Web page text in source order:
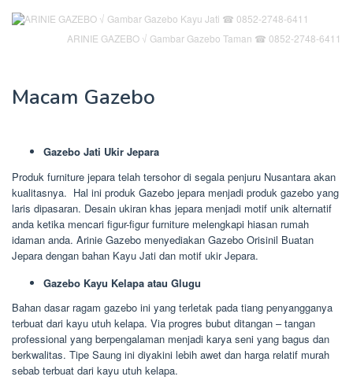
ARINIE GAZEBO √ Gambar Gazebo Taman ☎ 0852-2748-6411
Macam Gazebo
Gazebo Jati Ukir Jepara
Produk furniture jepara telah tersohor di segala penjuru Nusantara akan
kualitasnya. Hal ini produk Gazebo jepara menjadi produk gazebo yang
laris dipasaran. Desain ukiran khas jepara menjadi motif unik alternatif
anda ketika mencari figur-figur furniture melengkapi hiasan rumah
idaman anda. Arinie Gazebo menyediakan Gazebo Orisinil Buatan
Jepara dengan bahan Kayu Jati dan motif ukir Jepara.
Gazebo Kayu Kelapa atau Glugu
Bahan dasar ragam gazebo ini yang terletak pada tiang penyangganya
terbuat dari kayu utuh kelapa. Via progres bubut ditangan – tangan
professional yang berpengalaman menjadi karya seni yang bagus dan
berkwalitas. Tipe Saung ini diyakini lebih awet dan harga relatif murah
sebab terbuat dari kayu utuh kelapa.